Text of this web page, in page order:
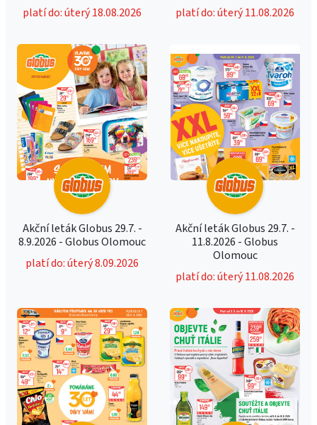
platí do: úterý 18.08.2026
platí do: úterý 11.08.2026
Akční leták Globus 29.7. -
8.9.2026 - Globus Olomouc
platí do: úterý 8.09.2026
Akční leták Globus 29.7. -
11.8.2026 - Globus
Olomouc
platí do: úterý 11.08.2026